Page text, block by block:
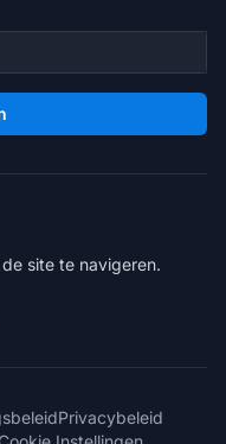
site te navigeren.
Privacybeleid